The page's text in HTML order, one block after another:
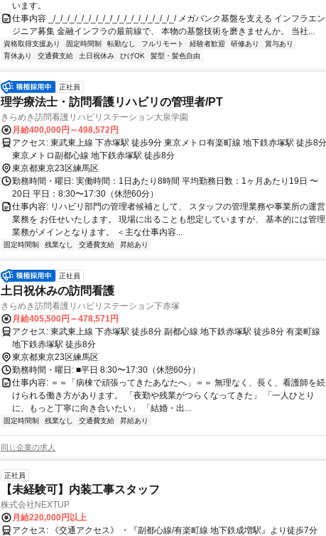
います。
仕事内容 _/_/_/_/_/_/_/_/_/_/_/_/_/_/_/_/_/_/ メガバンク基盤を支える インフラエン
ジニア募集 金融インフラの最前線で、 本物の基盤技術を磨きませんか。 当社...
資格取得支援あり 固定時間制 転勤なし フルリモート 経験者歓迎 研修あり
賞与あり
育休あり
交通費支給 土日祝休み ひげOK 髪型・髪色自由
正社員
理学療法士・訪問看護リハビリの管理者/PT
きらめき訪問看護リハビリステーション大泉学園
月給400,000円～498,572円
アクセス: 東武東上線 下赤塚駅 徒歩9分 東京メトロ有楽町線 地下鉄赤塚駅 徒歩8分
東京メトロ副都心線 地下鉄赤塚駅 徒歩8分
東京都東京23区練馬区
勤務時間・曜日: 実働時間：1日あたり8時間 平均勤務日数：1ヶ月あたり19日 〜
20日 平日：8:30〜17:30（休憩60分）
仕事内容: リハビリ部門の管理者候補として、 スタッフの管理業務や事業所の運営
業務を お任せいたします。 現場に出ることも想定していますが、 基本的には管理
業務がメインとなります。 ＜主な仕事内容...
固定時間制 残業なし 交通費支給 昇給あり
正社員
土日祝休みの訪問看護
きらめき訪問看護リハビリステーション下赤塚
月給405,500円～478,571円
アクセス: 東武東上線 下赤塚駅 徒歩8分 副都心線 地下鉄赤塚駅 徒歩8分 有楽町線
地下鉄赤塚駅 徒歩8分
東京都東京23区練馬区
勤務時間・曜日: ■平日 8:30〜17:30（休憩60分）
仕事内容: ＝＝「病棟で頑張ってきたあなたへ」＝＝ 無理なく、長く、看護師を続
けられる働き方があります。 「夜勤や残業がつらくなってきた」 「一人ひとり
に、もっと丁寧に向き合いたい」 「結婚・出...
固定時間制 残業なし 交通費支給 昇給あり
同じ企業の求人
正社員
【未経験可】内装工事スタッフ
株式会社NEXTUP
月給220,000円以上
アクセス: 《交通アクセス》 ・『副都心線/有楽町線 地下鉄成増駅』より徒歩7分